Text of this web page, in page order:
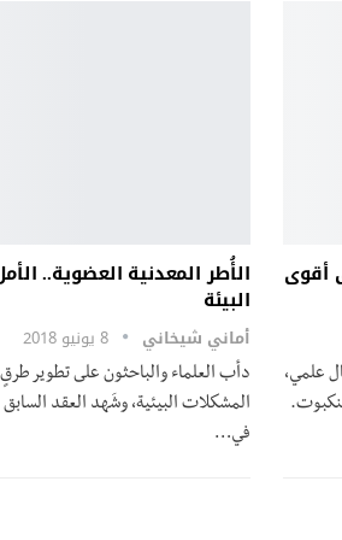
أقوى
علمي،
الأُطر المعدنية العضوية..
البيئة
أماني شيخاني 8 يونيو 2018
دأب العلماء والباحثون على تطوير
المشكلات البيئية، وشَهد العقد السابق
في…